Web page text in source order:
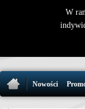
Nowości
W